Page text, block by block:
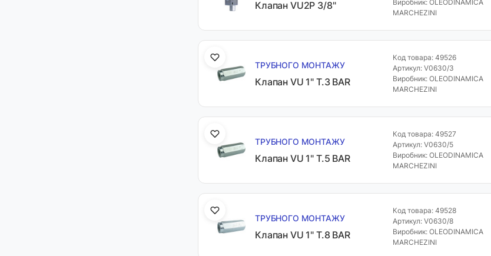
Клaпан VU2P 3/8"
Виробник: OLEODINAMICA
MARCHEZINI
ТРУБНОГО МОНТАЖУ
Клапан VU 1" T.3 BAR
Код товара: 49526
Артикул: V0630/3
Виробник: OLEODINAMICA
MARCHEZINI
ТРУБНОГО МОНТАЖУ
Клапан VU 1" T.5 BAR
Код товара: 49527
Артикул: V0630/5
Виробник: OLEODINAMICA
MARCHEZINI
ТРУБНОГО МОНТАЖУ
Клапан VU 1" T.8 BAR
Код товара: 49528
Артикул: V0630/8
Виробник: OLEODINAMICA
MARCHEZINI